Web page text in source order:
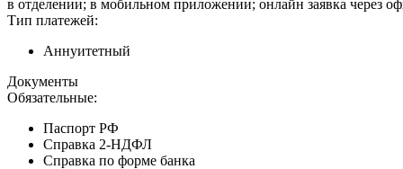
в отделении; в мобильном приложении; онлайн заявка через
Тип платежей:
Аннуитетный
Документы
Обязательные:
Паспорт РФ
Справка 2-НДФЛ
Справка по форме банка